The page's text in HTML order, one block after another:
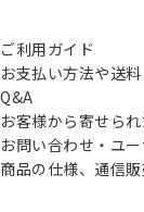
ご利用ガイド
お支払い方法や送
Q&A
お客様から寄せら
お問い合わせ・ユ
商品の仕様、通信